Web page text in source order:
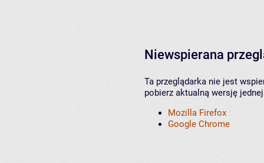
Niewspierana
Ta przeglądarka nie jest
pobierz aktualną wersję
Mozilla Firefox
Google Chrome